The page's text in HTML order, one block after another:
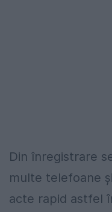
Din înregistrare
multe telefoane
acte rapid astfel